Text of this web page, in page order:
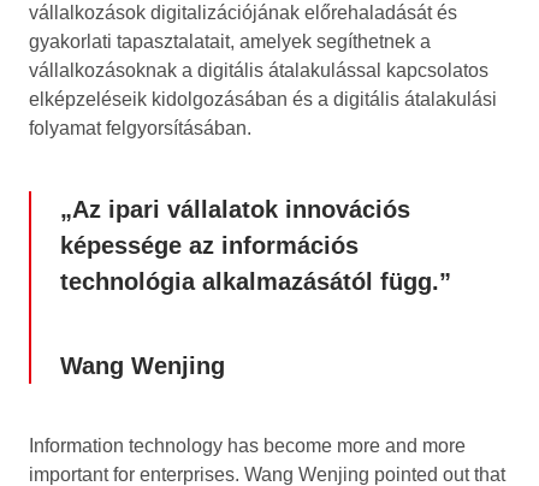
vállalkozások digitalizációjának előrehaladását és
gyakorlati tapasztalatait, amelyek segíthetnek a
vállalkozásoknak a digitális átalakulással kapcsolatos
elképzeléseik kidolgozásában és a digitális átalakulási
folyamat felgyorsításában.
„Az ipari vállalatok innovációs
képessége az információs
technológia alkalmazásától függ.”
Wang Wenjing
Information technology has become more and more
important for enterprises. Wang Wenjing pointed out that